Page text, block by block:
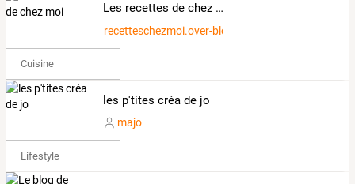
Les recettes de chez moi
recetteschezmoi.over-blog.com
Cuisine
les p'tites créa de jo
majo
Lifestyle